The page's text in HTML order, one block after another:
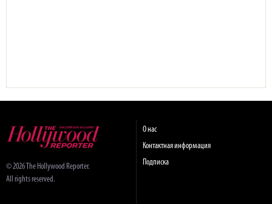
© 2026 The Hollywood Reporter.
All rights reserved.
О нас
Контактная информация
Подписка